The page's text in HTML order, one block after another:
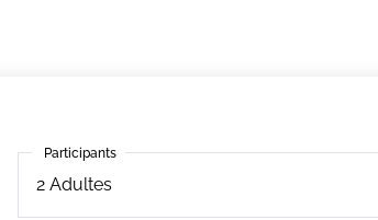
Participants
2 Adultes
Participants